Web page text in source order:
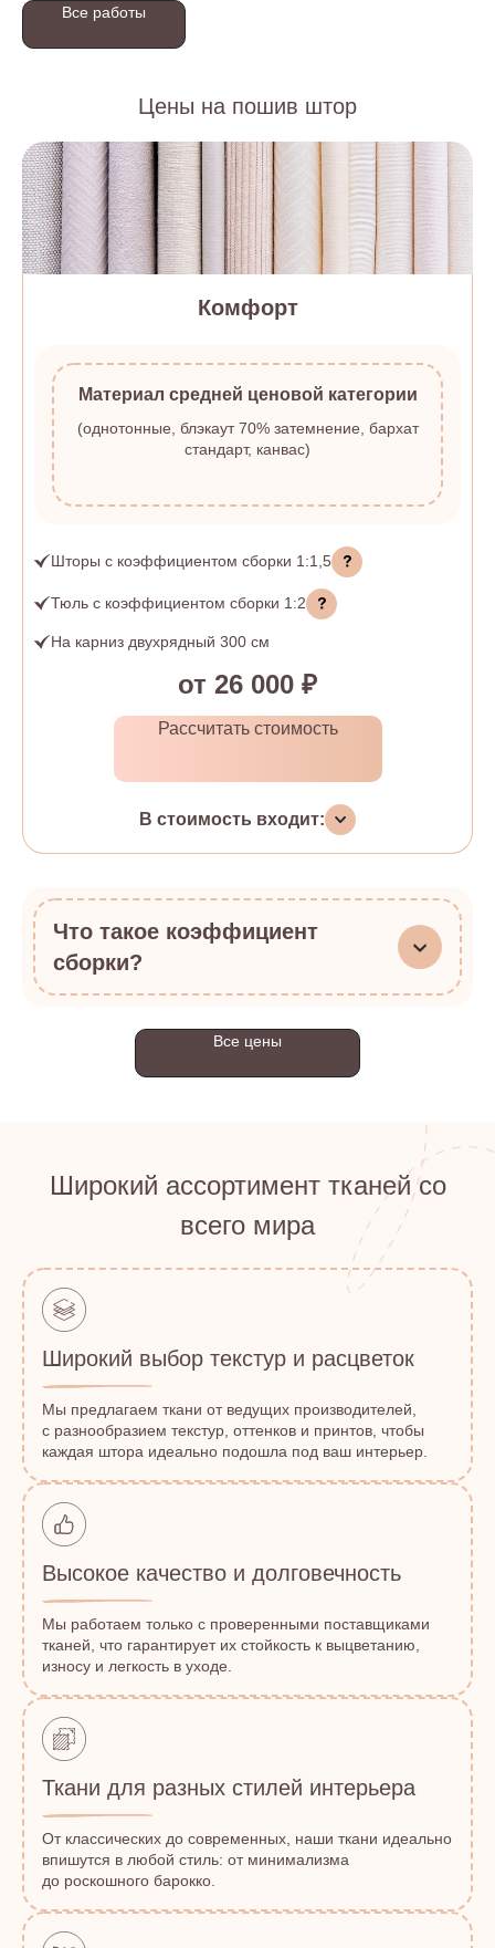
Все работы
Цены на пошив штор
Комфорт
Материал средней ценовой категории
(однотонные, блэкаут 70% затемнение, бархат
стандарт, канвас)
Шторы с коэффициентом сборки 1:1,5
Тюль с коэффициентом сборки 1:2
На карниз двухрядный 300 см
от 26 000 ₽
Рассчитать стоимость
В стоимость входит:
Что такое коэффициент
сборки?
Все цены
Широкий ассортимент тканей со
всего мира
Широкий выбор текстур и расцветок
Мы предлагаем ткани от ведущих производителей,
с разнообразием текстур, оттенков и принтов, чтобы
каждая штора идеально подошла под ваш интерьер.
Высокое качество и долговечность
Мы работаем только с проверенными поставщиками
тканей, что гарантирует их стойкость к выцветанию,
износу и легкость в уходе.
Ткани для разных стилей интерьера
От классических до современных, наши ткани идеально
впишутся в любой стиль: от минимализма
до роскошного барокко.